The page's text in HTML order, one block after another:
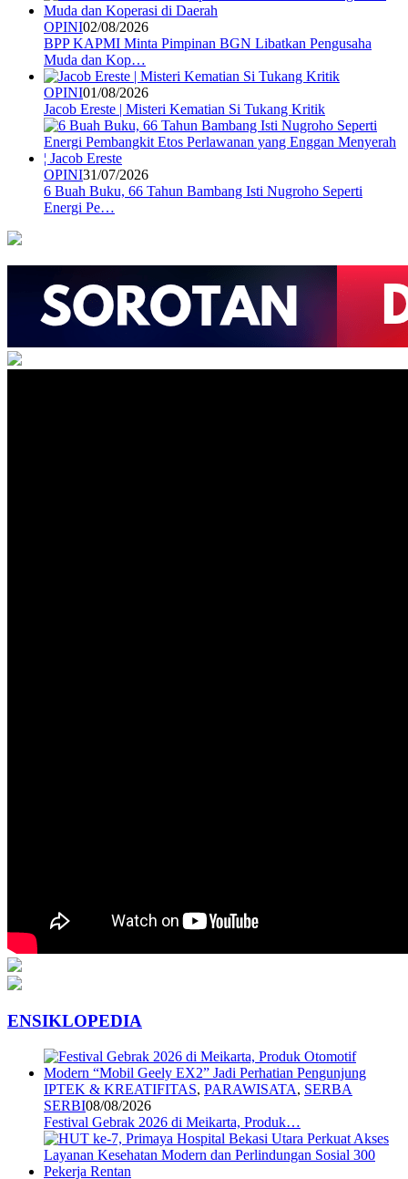
OPINI02/08/2026
BPP KAPMI Minta Pimpinan BGN Libatkan Pengusaha
Muda dan Kop…
OPINI01/08/2026
Jacob Ereste | Misteri Kematian Si Tukang Kritik
OPINI31/07/2026
6 Buah Buku, 66 Tahun Bambang Isti Nugroho Seperti
Energi Pe…
ENSIKLOPEDIA
IPTEK & KREATIFITAS, PARAWISATA, SERBA
SERBI08/08/2026
Festival Gebrak 2026 di Meikarta, Produk…